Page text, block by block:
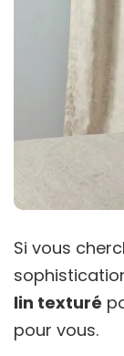
Si vous
lin texturé
pour vous.